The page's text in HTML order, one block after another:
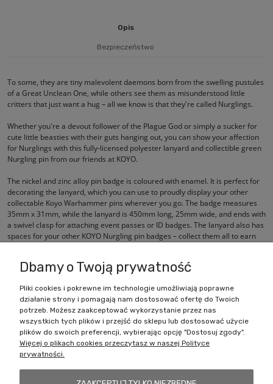
Opis
Bezpieczeństwo
To some, they are tiny malevolent daemons born from the swelling pustules
of a Great Unclean One, while others see them as misunderstood little
critters that just want a hug – all we know is that they're called Nurglings.
Whether you're a devout follower of the Plague God or simply a sucker for
cute little beasties with their guts hanging out, you can show your affection
for Nurglings with this fully-licensed polyester lanyard and collectible green
Nurgling pin from our friends at KOYO.
The nickel and zinc alloy pin badge is coloured with enamel. It is perfect for
decorating the lanyard, which you can use to proudly display your other
collectable Koyo Warhammer pins wherever you go. The badge measures
35mm x 31mm, while the lanyard is 450mm long, 25mm wide, and ends with
a swivel clasp for attaching event passes or ID badges. The lanyard also has
spaces for your other KOYO Nurgling pin badges – collect them all to earn
Zakupy
Pomoc
Dbamy o Twoją prywatność
Pliki cookies i pokrewne im technologie umożliwiają poprawne
działanie strony i pomagają nam dostosować ofertę do Twoich
potrzeb. Możesz zaakceptować wykorzystanie przez nas
wszystkich tych plików i przejść do sklepu lub dostosować użycie
plików do swoich preferencji, wybierając opcję "Dostosuj zgody".
Więcej o plikach cookies przeczytasz w naszej Polityce
prywatności.